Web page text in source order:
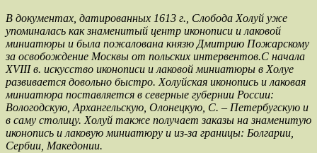
В документах, датированных 1613 г., Слобода Холуй уже
упоминалась как знаменитый центр иконописи и лаковой
миниатюры и была пожалована князю Дмитрию Пожарскому
за освобождение Москвы от польских интервентов.С начала
XVIII в. искусство иконописи и лаковой миниатюры в Холуе
развивается довольно быстро. Холуйская иконопись и лаковая
миниатюра поставляется в северные губернии России:
Вологодскую, Архангельскую, Олонецкую, С. – Петербугскую и
в саму столицу. Холуй также получает заказы на знаменитую
иконопись и лаковую миниатюру и из-за границы: Болгарии,
Сербии, Македонии.